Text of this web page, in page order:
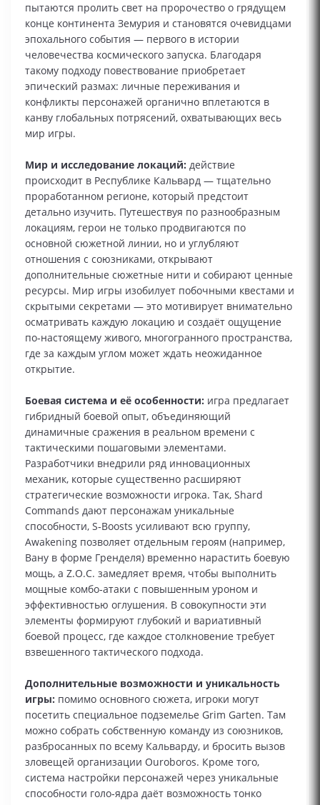
пытаются пролить свет на пророчество о грядущем
конце континента Земурия и становятся очевидцами
эпохального события — первого в истории
человечества космического запуска. Благодаря
такому подходу повествование приобретает
эпический размах: личные переживания и
конфликты персонажей органично вплетаются в
канву глобальных потрясений, охватывающих весь
мир игры.
Мир и исследование локаций: действие
происходит в Республике Кальвард — тщательно
проработанном регионе, который предстоит
детально изучить. Путешествуя по разнообразным
локациям, герои не только продвигаются по
основной сюжетной линии, но и углубляют
отношения с союзниками, открывают
дополнительные сюжетные нити и собирают ценные
ресурсы. Мир игры изобилует побочными квестами и
скрытыми секретами — это мотивирует внимательно
осматривать каждую локацию и создаёт ощущение
по‑настоящему живого, многогранного пространства,
где за каждым углом может ждать неожиданное
открытие.
Боевая система и её особенности: игра предлагает
гибридный боевой опыт, объединяющий
динамичные сражения в реальном времени с
тактическими пошаговыми элементами.
Разработчики внедрили ряд инновационных
механик, которые существенно расширяют
стратегические возможности игрока. Так, Shard
Commands дают персонажам уникальные
способности, S‑Boosts усиливают всю группу,
Awakening позволяет отдельным героям (например,
Вану в форме Гренделя) временно нарастить боевую
мощь, а Z.O.C. замедляет время, чтобы выполнить
мощные комбо‑атаки с повышенным уроном и
эффективностью оглушения. В совокупности эти
элементы формируют глубокий и вариативный
боевой процесс, где каждое столкновение требует
взвешенного тактического подхода.
Дополнительные возможности и уникальность
игры: помимо основного сюжета, игроки могут
посетить специальное подземелье Grim Garten. Там
можно собрать собственную команду из союзников,
разбросанных по всему Кальварду, и бросить вызов
зловещей организации Ouroboros. Кроме того,
система настройки персонажей через уникальные
способности голо‑ядра даёт возможность тонко